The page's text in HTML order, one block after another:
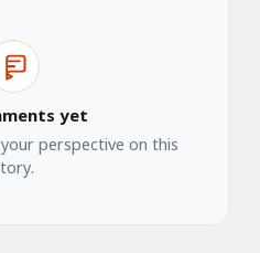
yet
perspective on this